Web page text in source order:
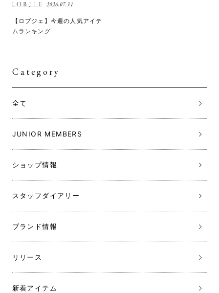
2026.07.31
【ロブジェ】今週の人気アイテ
ムランキング
Category
全て
JUNIOR MEMBERS
ショップ情報
スタッフダイアリー
ブランド情報
リリース
新着アイテム